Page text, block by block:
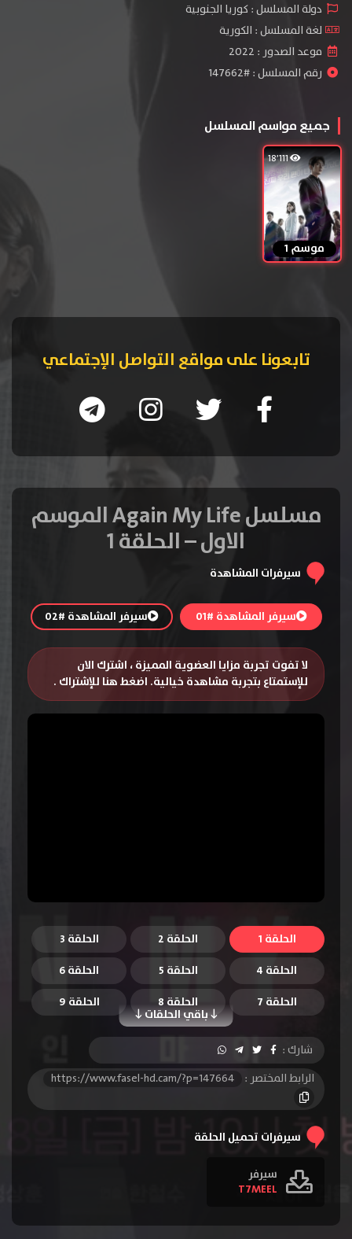
دولة المسلسل : كوريا الجنوبية
لغة المسلسل : الكورية
موعد الصدور : 2022
رقم المسلسل : #147662
جميع مواسم المسلسل
18٬111
موسم 1
تابعونا على مواقع التواصل الإجتماعي
مسلسل Again My Life الموسم
الاول – الحلقة 1
سيرفرات المشاهدة
سيرفر المشاهدة #01 سيرفر المشاهدة #02
لا تفوت تجربة مزايا العضوية المميزة ، اشترك الان
للإستمتاع بتجربة مشاهدة خيالية. اضغط هنا للإشتراك .
الحلقة 1 الحلقة 2
الحلقة 3
الحلقة 4
الحلقة 5 الحلقة 6
باقي الحلقات
الحلقة 7 الحلقة 8
الحلقة 9
الحلقة 10
الحلقة 11
الحلقة 12
الحلقة 13
الحلقة 14
الحلقة 15
شارك :
الرابط المختصر :
https://www.fasel-hd.cam/?p=147664
سيرفرات تحميل الحلقة
سيرفر
T7MEEL